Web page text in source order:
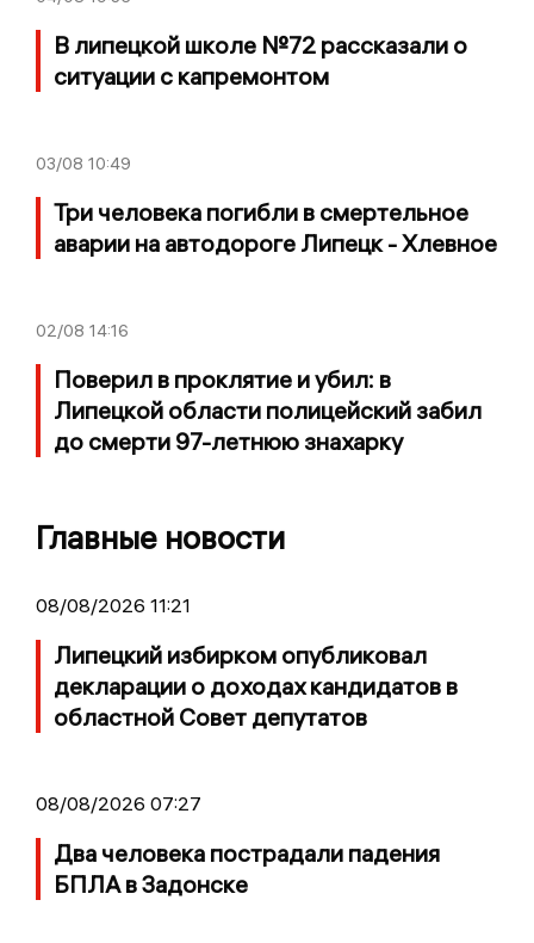
В липецкой школе №72 рассказали о
ситуации с капремонтом
03/08 10:49
Три человека погибли в смертельное
аварии на автодороге Липецк - Хлевное
02/08 14:16
Поверил в проклятие и убил: в
Липецкой области полицейский забил
до смерти 97-летнюю знахарку
Главные новости
08/08/2026 11:21
Липецкий избирком опубликовал
декларации о доходах кандидатов в
областной Совет депутатов
08/08/2026 07:27
Два человека пострадали падения
БПЛА в Задонске